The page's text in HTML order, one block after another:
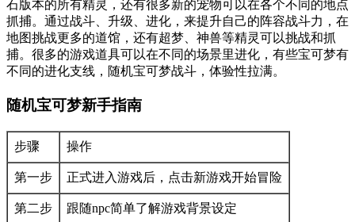
石版本的所有精灵，还有很多新的宠物可以在各个不同的地点
抓捕。通过战斗、升级、进化，来提升自己的阵容战斗力，在
地图挑战更多的道馆，还有超梦、神兽等精灵可以挑战和抓
捕。很多的游戏道具可以在不同的场景里进化，有些宝可梦有
不同的进化支线，随机宝可梦战斗，体验性拉满。
随机宝可梦新手指南
步骤 操作
第一步 正式进入游戏后，点击新游戏开始冒险
第二步 跟随npc简单了解游戏背景设定